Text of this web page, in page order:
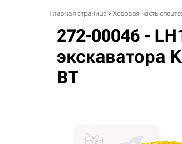
Главная страница Ходовая часть
272-00046 -
экскаватора
BT